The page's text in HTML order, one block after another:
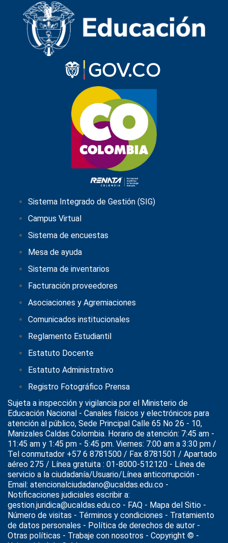
Sistema Integrado de Gestión (SIG)
Campus Virtual
Sistema de encuestas
Mesa de ayuda
Sistema de inventarios
Facturación proveedores
Asociaciones y Agremiaciones
Comunicados institucionales
Reglamento Estudiantil
Estatuto Docente
Estatuto Administrativo
Registro Fotográfico Prensa
Sujeta a inspección y vigilancia por el Ministerio de
Educación Nacional - Canales físicos y electrónicos para
atención al público, Sede Principal Calle 65 No 26 - 10,
Manizales Caldas Colombia. Horario de atención: 7:45 am -
11:45 am y 1:45 pm - 5:45 pm. Viernes: 7:00 am a 3:30 pm /
Tel conmutador +57 6 8781500 / Fax 8781501 / Apartado
aéreo 275 / Línea gratuita : 01-8000-512120 - Línea de
servicio a la ciudadanía/Usuario/Línea anticorrupción -
Email: atencionalciudadano@ucaldas.edu.co -
Notificaciones judiciales escribir a:
gestion.juridica@ucaldas.edu.co - FAQ - Mapa del Sitio -
Número de visitas - Términos y condiciones - Tratamiento
de datos personales - Política de derechos de autor -
Otras políticas - Trabaje con nosotros - Copyright © -